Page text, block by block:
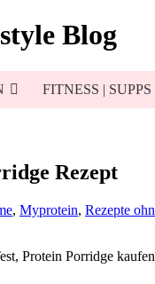
Blog
FITNESS |
Rezept
, Myprotein, Rezepte